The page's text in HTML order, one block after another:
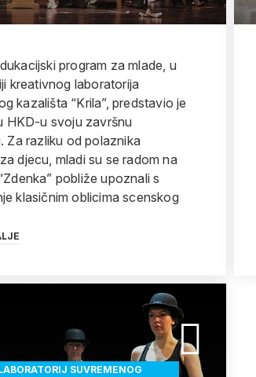
program za mlade, u
kreativnog laboratorija
kazališta “Krila”, predstavio je
HKD-u svoju završnu
Za razliku od polaznika
djecu, mladi su se radom na
pobliže upoznali s
klasičnim oblicima scenskog
SUVREMENOG